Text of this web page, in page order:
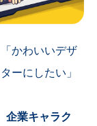
かわいいデザ
ーにしたい」
企業キャラク